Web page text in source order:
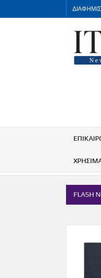
to
FLASH
THE CHIOS